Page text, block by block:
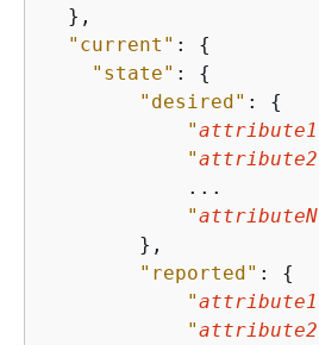
  },
"current" : {
"state" : {
"desired" : {
"attribute1
"attribute2
            ...
"attributeN
        },
"reported" : {
"attribute1
"attribute2